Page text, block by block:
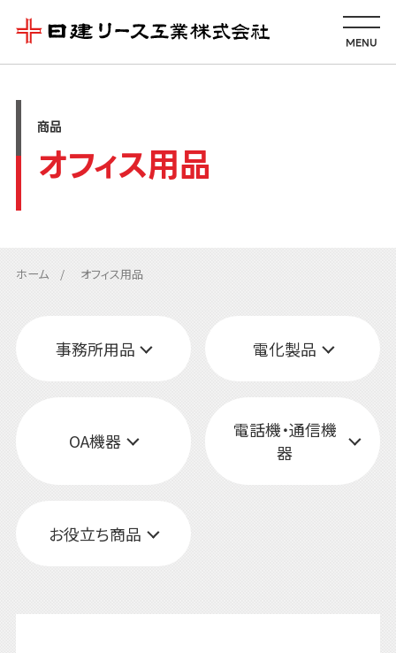
MENU
商品
オフィス用品
ホーム オフィス用品
事務所用品 電化製品
OA機器
電話機・通信機
器
お役立ち商品